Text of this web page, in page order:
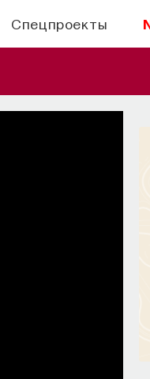
Спецпроекты